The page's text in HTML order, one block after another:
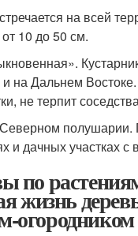
на всей
10 до 50 см.
на Дальнем
не терпит
полушарии.
и дачных участках
по
жизнь